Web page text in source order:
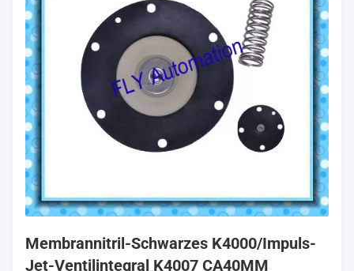
Membrannitril-Schwarzes K4000/Impuls-
Jet-Ventilintegral K4007 CA40MM